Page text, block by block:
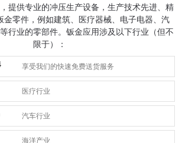
提供专业的冲压生产设备，生产技术先进、精
金零件，例如建筑、医疗器械、电子电器、汽
行业的零部件。钣金应用涉及以下行业（但不
限于）：
享受我们的快速免费送货服务
医疗行业
汽车行业
海洋产业